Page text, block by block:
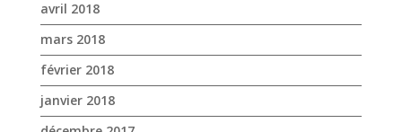
novembre 2017
octobre 2017
avril 2017